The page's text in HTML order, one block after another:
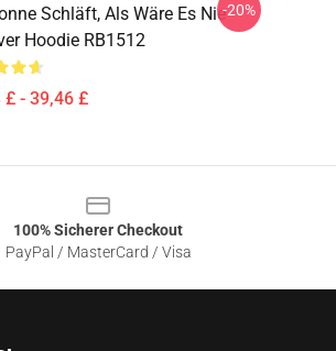
Schläft, Als Wäre Es Nie
Hoodie RB1512
£ - 39,46 £
-20%
100% Sicherer Checkout
PayPal / MasterCard / Visa